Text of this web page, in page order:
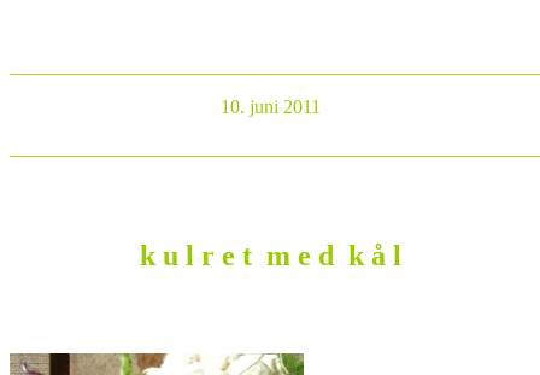
10. juni 2011
k u l r e t m e d k å l